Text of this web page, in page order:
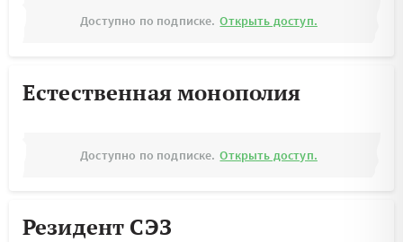
Доступно по подписке. Открыть доступ.
Естественная монополия
Доступно по подписке. Открыть доступ.
Резидент СЭЗ